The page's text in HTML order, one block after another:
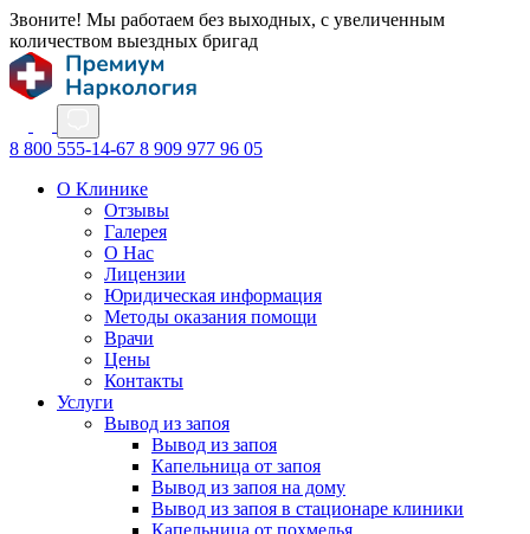
Звоните! Мы работаем без выходных, с увеличенным
количеством выездных бригад
8 800 555-14-67 8 909 977 96 05
О Клинике
Отзывы
Галерея
О Нас
Лицензии
Юридическая информация
Методы оказания помощи
Врачи
Цены
Контакты
Услуги
Вывод из запоя
Вывод из запоя
Капельница от запоя
Вывод из запоя на дому
Вывод из запоя в стационаре клиники
Капельница от похмелья